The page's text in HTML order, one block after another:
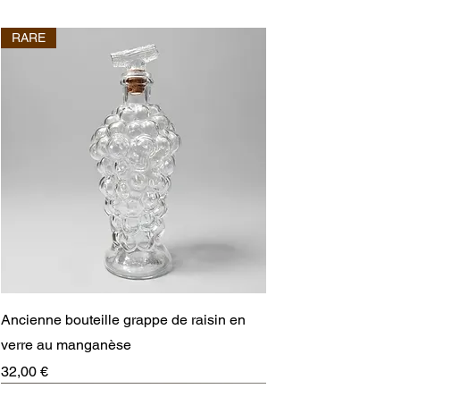
Aperçu rapide
RARE
Ancienne bouteille grappe de raisin en
verre au manganèse
Prix
32,00 €